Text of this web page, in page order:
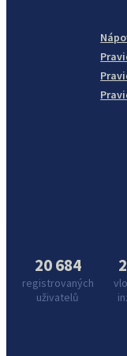
20 684
registrovaných
uživatelů